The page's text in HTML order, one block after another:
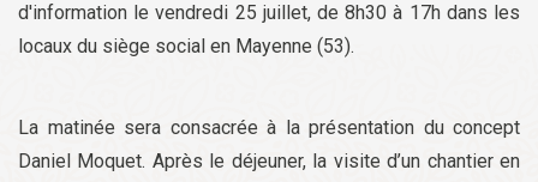
d'information le vendredi 25 juillet, de 8h30 à 17h dans les
locaux du siège social en Mayenne (53).
La matinée sera consacrée à la présentation du concept
Daniel Moquet. Après le déjeuner, la visite d’un chantier en